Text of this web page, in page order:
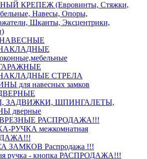
КРЕПЕЖ (Евровинты, Стяжки,
Навесы, Опоры,
Шканты, Эксцентрики,
СТРЕЛА
для навесных замков
ЗАДВИЖКИ, ШПИНГАЛЕТЫ,
дверные
РАСПРОДАЖА!!!
РУЧКА межкомнатная
ЗАМКОВ Распродажа !!!
ручка - кнопка РАСПРОДАЖА!!!